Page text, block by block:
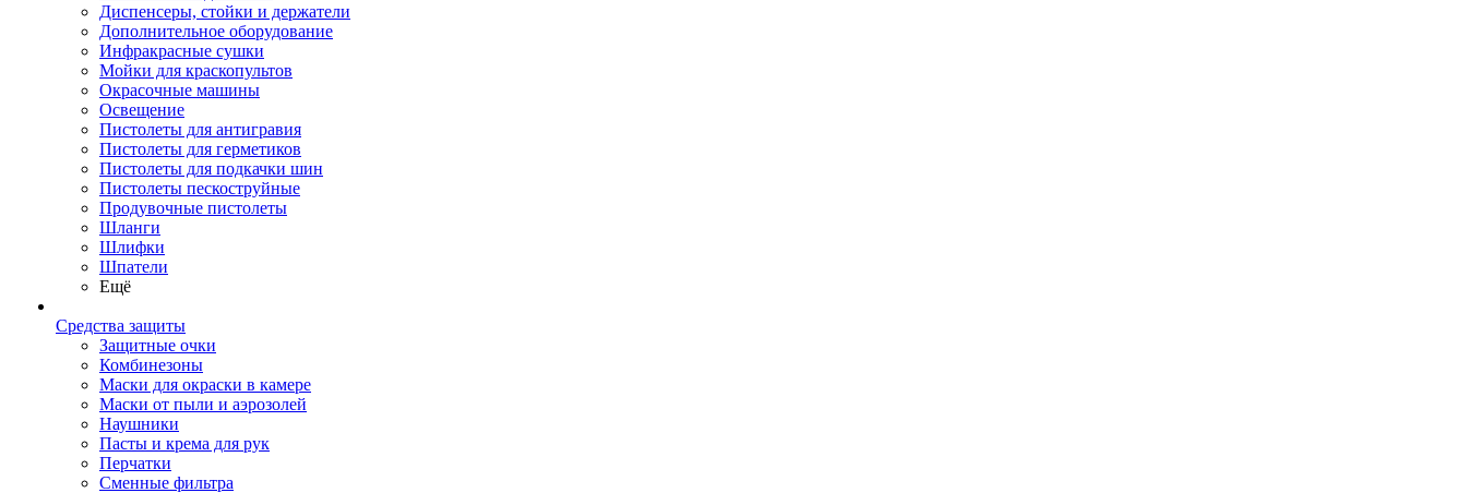
Диспенсеры, стойки и держатели
Дополнительное оборудование
Инфракрасные сушки
Мойки для краскопультов
Окрасочные машины
Освещение
Пистолеты для антигравия
Пистолеты для герметиков
Пистолеты для подкачки шин
Пистолеты пескоструйные
Продувочные пистолеты
Шланги
Шлифки
Шпатели
Ещё
Средства защиты
Защитные очки
Комбинезоны
Маски для окраски в камере
Маски от пыли и аэрозолей
Наушники
Пасты и крема для рук
Перчатки
Сменные фильтра